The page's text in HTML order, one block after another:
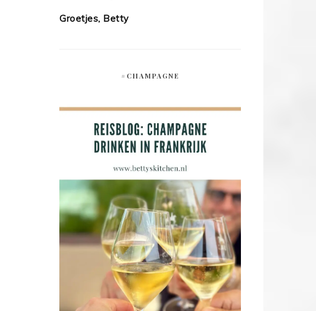
Groetjes, Betty
#CHAMPAGNE